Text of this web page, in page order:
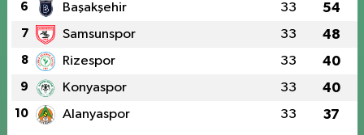
6 Başakşehir 33 54
7 Samsunspor 33 48
8 Rizespor 33 40
9 Konyaspor 33 40
10 Alanyaspor 33 37